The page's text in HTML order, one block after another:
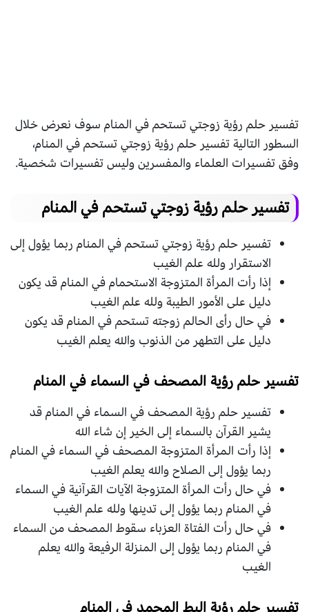
تفسير حلم رؤية زوجتي تستحم في المنام سوف نعرض خلال
السطور التالية تفسير حلم رؤية زوجتي تستحم في المنام،
وفق تفسيرات العلماء والمفسرين وليس تفسيرات شخصية.
تفسير حلم رؤية زوجتي تستحم في المنام
تفسير حلم رؤية زوجتي تستحم في المنام ربما يؤول إلى
الاستقرار ولله علم الغيب
إذا رأت المرأة المتزوجة الاستحمام في المنام قد يكون
دليل على الأمور الطيبة ولله علم الغيب
في حال رأى الحالم زوجته تستحم في المنام قد يكون
دليل على التطهر من الذنوب والله يعلم الغيب
تفسير حلم رؤية المصحف في السماء في المنام
تفسير حلم رؤية المصحف في السماء في المنام قد
يشير القرآن بالسماء إلى الخير إن شاء الله
إذا رأت المرأة المتزوجة المصحف في السماء في المنام
ربما يؤول إلى الصلاح والله يعلم الغيب
في حال رأت المرأة المتزوجة الآيات القرآنية في السماء
في المنام ربما يؤول إلى تدينها ولله علم الغيب
في حال رأت الفتاة العزباء سقوط المصحف من السماء
في المنام ربما يؤول إلى المنزلة الرفيعة والله يعلم
الغيب
تفسير حلم رؤية البط المجمد في المنام